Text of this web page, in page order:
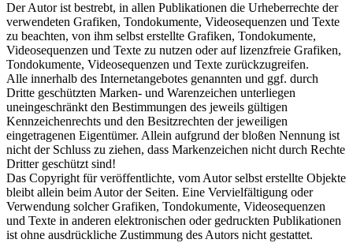
Der Autor ist bestrebt, in allen Publikationen die Urheberrechte der
verwendeten Grafiken, Tondokumente, Videosequenzen und Texte
zu beachten, von ihm selbst erstellte Grafiken, Tondokumente,
Videosequenzen und Texte zu nutzen oder auf lizenzfreie Grafiken,
Tondokumente, Videosequenzen und Texte zurückzugreifen.
Alle innerhalb des Internetangebotes genannten und ggf. durch
Dritte geschützten Marken- und Warenzeichen unterliegen
uneingeschränkt den Bestimmungen des jeweils gültigen
Kennzeichenrechts und den Besitzrechten der jeweiligen
eingetragenen Eigentümer. Allein aufgrund der bloßen Nennung ist
nicht der Schluss zu ziehen, dass Markenzeichen nicht durch Rechte
Dritter geschützt sind!
Das Copyright für veröffentlichte, vom Autor selbst erstellte Objekte
bleibt allein beim Autor der Seiten. Eine Vervielfältigung oder
Verwendung solcher Grafiken, Tondokumente, Videosequenzen
und Texte in anderen elektronischen oder gedruckten Publikationen
ist ohne ausdrückliche Zustimmung des Autors nicht gestattet.